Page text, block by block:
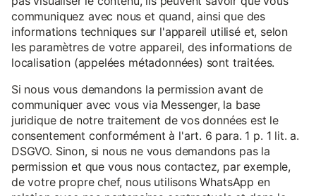
communiquez avec nous et quand, ainsi que des
informations techniques sur l'appareil utilisé et, selon
les paramètres de votre appareil, des informations de
localisation (appelées métadonnées) sont traitées.
Si nous vous demandons la permission avant de
communiquer avec vous via Messenger, la base
juridique de notre traitement de vos données est le
consentement conformément à l'art. 6 para. 1 p. 1 lit. a.
DSGVO. Sinon, si nous ne vous demandons pas la
permission et que vous nous contactez, par exemple,
de votre propre chef, nous utilisons WhatsApp en